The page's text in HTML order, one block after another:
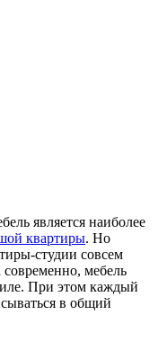
является наиболее
квартиры. Но
студии совсем
мебель
При этом каждый
в общий